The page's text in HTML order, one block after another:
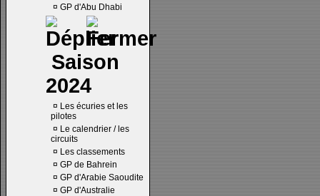
¤ GP d'Abu Dhabi
Saison
2024
¤ Les écuries et les
pilotes
¤ Le calendrier / les
circuits
¤ Les classements
¤ GP de Bahrein
¤ GP d'Arabie Saoudite
¤ GP d'Australie